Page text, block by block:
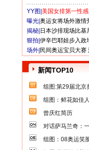
YY图| 美国女排第一性
曝光| 奥运女将场外激情
揭秘| 日本沙排现场比基
狠拍| 伊辛巴耶娃步入政
场外| 民间奥运宝贝大赛
新闻TOP10
组图:第29届北京
组图：鲜花如佳
曾庆红简历
对话萨马兰奇：
组图：08奥运笑